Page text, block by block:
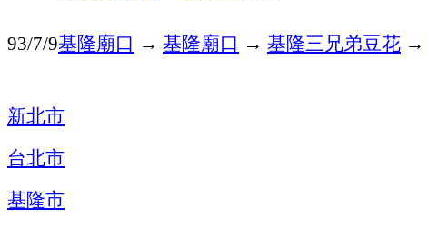
93/7/9基隆廟口 → 基隆廟口 → 基隆三兄弟豆花 →
新北市
台北市
基隆市